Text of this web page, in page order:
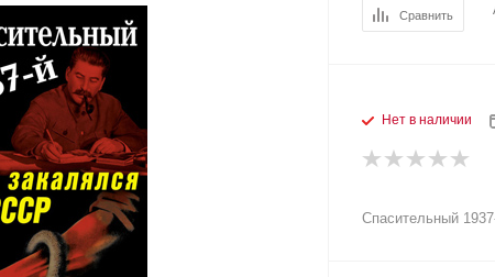
Сравнить
Нет в наличии
Спасительный